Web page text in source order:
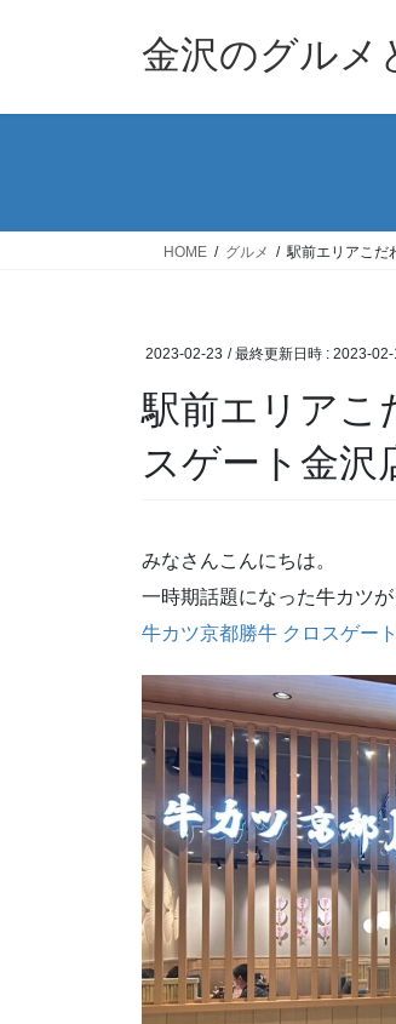
金沢のグルメ
HOME グルメ 駅前エリアこだ
2023-02-23 / 最終更新日時 : 2023-02-
駅前エリアこ
スゲート金沢
みなさんこんにちは。
一時期話題になった牛カツ
牛カツ京都勝牛 クロスゲー